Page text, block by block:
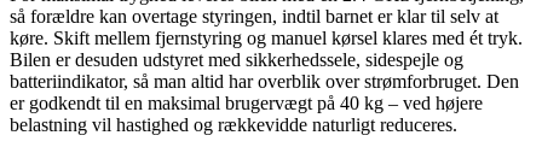
så forældre kan overtage styringen, indtil barnet er klar til selv at
køre. Skift mellem fjernstyring og manuel kørsel klares med ét tryk.
Bilen er desuden udstyret med sikkerhedssele, sidespejle og
batteriindikator, så man altid har overblik over strømforbruget. Den
er godkendt til en maksimal brugervægt på 40 kg – ved højere
belastning vil hastighed og rækkevidde naturligt reduceres.